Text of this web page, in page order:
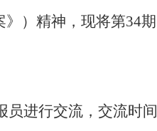
》）精神，现将第
进行交流，交流时间